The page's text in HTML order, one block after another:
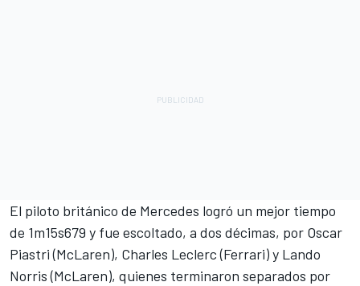
El piloto británico de Mercedes logró un mejor tiempo
de 1m15s679 y fue escoltado, a dos décimas, por Oscar
Piastri(McLaren), Charles Leclerc(Ferrari) y Lando
Norris(McLaren), quienes terminaron separados por